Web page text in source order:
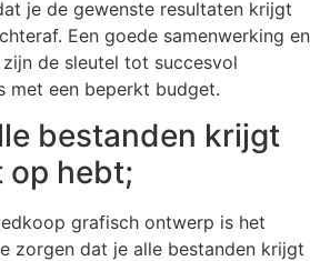
je de gewenste resultaten krijgt
Een goede samenwerking en
de sleutel tot succesvol
met een beperkt budget.
bestanden krijgt
op hebt;
grafisch ontwerp is het
zorgen dat je alle bestanden krijgt